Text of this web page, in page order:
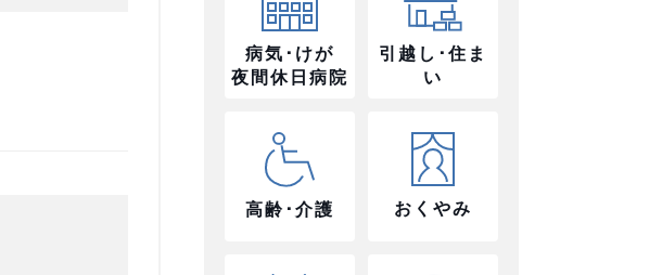
病気･けが
夜間休日病院
引越し･住ま
い
高齢･介護 おくやみ